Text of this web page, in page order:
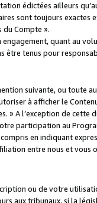
édictées ailleurs
sont toujours
du Compte ».
quant au
être tenus pour
suivante, ou toute
à afficher le
» A l’exception de
participation au
en indiquant
entre nous et
ou de votre
aux tribunaux, si la